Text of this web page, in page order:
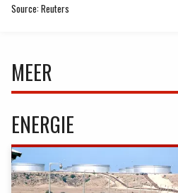
Source: Reuters
MEER
ENERGIE